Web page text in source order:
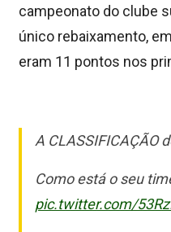
campeonato do clube
único rebaixamento,
eram 11 pontos nos
A CLASSIFICAÇÃO
Como está o seu
pic.twitter.com/